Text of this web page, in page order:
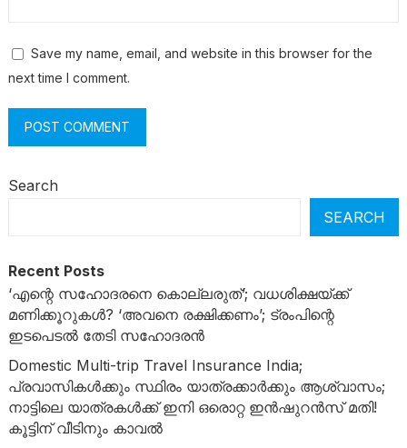
Save my name, email, and website in this browser for the
next time I comment.
Search
SEARCH
Recent Posts
‘എന്റെ സഹോദരനെ കൊല്ലരുത്’; വധശിക്ഷയ്ക്ക്
മണിക്കൂറുകൾ? ‘അവനെ രക്ഷിക്കണം’; ട്രംപിന്റെ
ഇടപെടൽ തേടി സഹോദരൻ
Domestic Multi-trip Travel Insurance India;
പ്രവാസികൾക്കും സ്ഥിരം യാത്രക്കാർക്കും ആശ്വാസം;
നാട്ടിലെ യാത്രകൾക്ക് ഇനി ഒരൊറ്റ ഇൻഷുറൻസ് മതി!
കൂട്ടിന് വീടിനും കാവൽ